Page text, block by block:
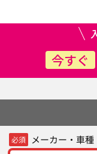
今すぐ
必須 メーカー・車種